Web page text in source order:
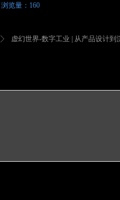
ꄲ 虚幻世界-数字工业 | 从产品设计到
浏览量： 160